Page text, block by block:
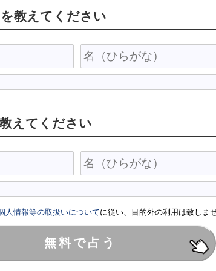
教えてください
えてください
人情報等の取扱いについてに従い、目的外の利用は致しま